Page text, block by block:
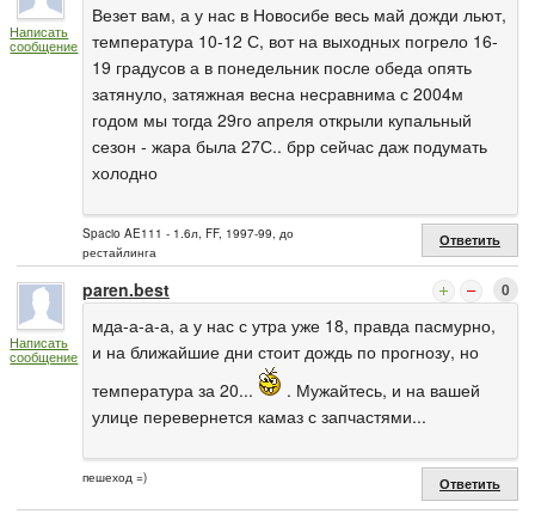
Написать
сообщение
Везет вам, а у нас в Новосибе весь май дожди льют,
температура 10-12 С, вот на выходных погрело 16-
19 градусов а в понедельник после обеда опять
затянуло, затяжная весна несравнима с 2004м
годом мы тогда 29го апреля открыли купальный
сезон - жара была 27С.. брр сейчас даж подумать
холодно
Spacio AE111 - 1.6л, FF, 1997-99, до
рестайлинга
Ответить
Написать
сообщение
paren.best 0
мда-а-а-а, а у нас с утра уже 18, правда пасмурно,
и на ближайшие дни стоит дождь по прогнозу, но
температура за 20...
. Мужайтесь, и на вашей
улице перевернется камаз с запчастями...
пешеход =) Ответить